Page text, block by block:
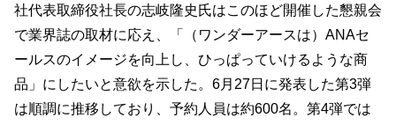
社代表取締役社長の志岐隆史氏はこのほど開催した懇親会
で業界誌の取材に応え、「（ワンダーアースは）ANAセ
ールスのイメージを向上し、ひっぱっていけるような商
品」にしたいと意欲を示した。6月27日に発表した第3弾
は順調に推移しており、予約人員は約600名。第4弾では